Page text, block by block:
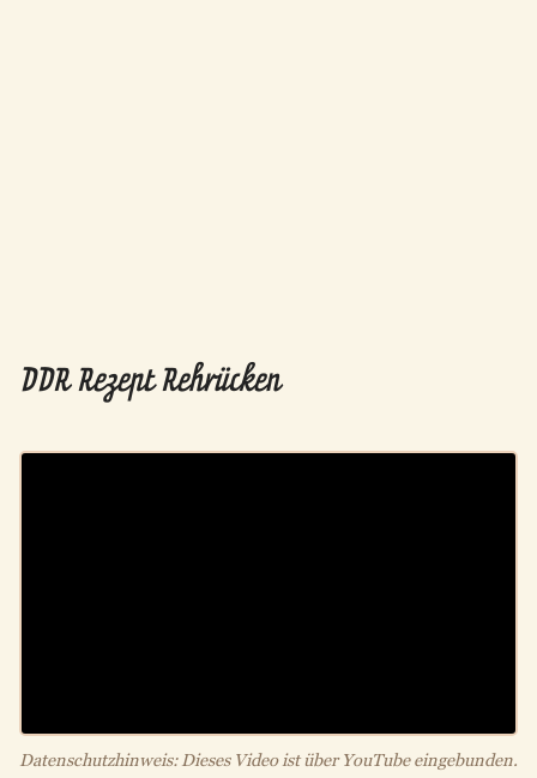
DDR Rezept Rehrücken
Datenschutzhinweis: Dieses Video ist über YouTube eingebunden.